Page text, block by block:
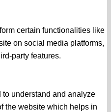
certain functionalities like
on social media platforms,
party features.
to understand and analyze
the website which helps in